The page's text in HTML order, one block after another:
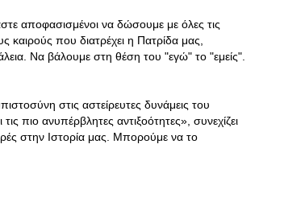
αποφασισμένοι να δώσουμε με όλες τις
που διατρέχει η Πατρίδα μας,
Να βάλουμε στη θέση του "εγώ" το "εμείς".
στις αστείρευτες δυνάμεις του
πιο ανυπέρβλητες αντιξοότητες», συνεχίζει
στην Ιστορία μας. Μπορούμε να το